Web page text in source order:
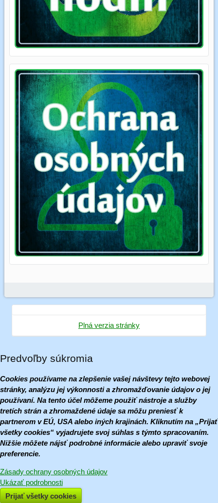
Plná verzia stránky
Predvoľby súkromia
Cookies používame na zlepšenie vašej návštevy tejto webovej
stránky, analýzu jej výkonnosti a zhromažďovanie údajov o jej
používaní. Na tento účel môžeme použiť nástroje a služby
tretích strán a zhromaždené údaje sa môžu preniesť k
partnerom v EÚ, USA alebo iných krajinách. Kliknutím na „Prijať
všetky cookies“ vyjadrujete svoj súhlas s týmto spracovaním.
Nižšie môžete nájsť podrobné informácie alebo upraviť svoje
preferencie.
Zásady ochrany osobných údajov
Ukázať podrobnosti
Prijať všetky cookies